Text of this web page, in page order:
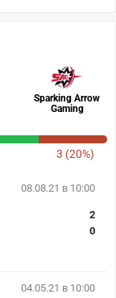
Sparking Arrow
Gaming
3 (20%)
08.08.21 в 10:00
2
0
04.05.21 в 10:00